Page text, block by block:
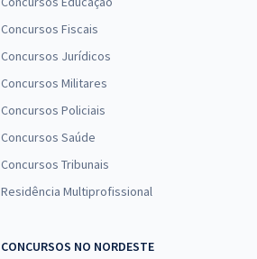
Concursos Fiscais
Concursos Jurídicos
Concursos Militares
Concursos Policiais
Concursos Saúde
Concursos Tribunais
Residência Multiprofissional
CONCURSOS NO NORDESTE